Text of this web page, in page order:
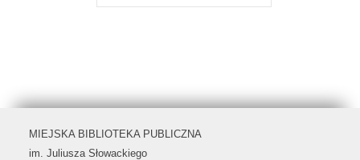
MIEJSKA BIBLIOTEKA PUBLICZNA
im. Juliusza Słowackiego